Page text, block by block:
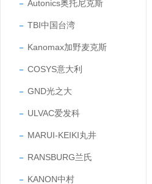
Autonics奥托尼克斯
TBI中国台湾
Kanomax加野麦克斯
COSYS意大利
GND光之大
ULVAC爱发科
MARUI-KEIKI丸井
RANSBURG兰氏
KANON中村